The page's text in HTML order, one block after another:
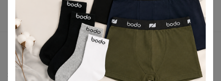
Вакансии
support@24-ok.ru
Написать в поддержку
Защита покупателя